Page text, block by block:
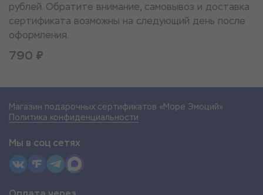
рублей. Обратите внимание, самовывоз и доставка
сертификата возможны на следующий день после
оформления.
790 ₽
Магазин подарочных сертификатов «Море Эмоций»
Политика конфиденциальности
Мы в соц сетях